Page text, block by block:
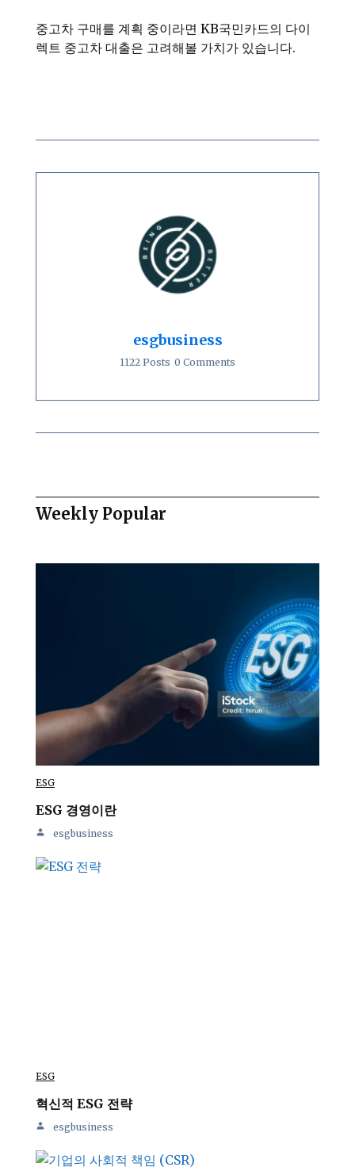
중고차 구매를 계획 중이라면 KB국민카드의 다이
렉트 중고차 대출은 고려해볼 가치가 있습니다.
esgbusiness
1122 Posts 0 Comments
Weekly Popular
ESG
ESG 경영이란
esgbusiness
ESG
혁신적 ESG 전략
esgbusiness